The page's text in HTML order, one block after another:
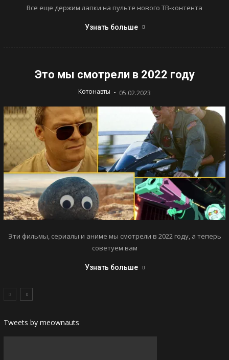
Все еще держим лапки на пульте нового ТВ-контента
Узнать больше
Это мы смотрели в 2022 году
Котонавты - 05.02.2023
Эти фильмы, сериалы и аниме мы смотрели в 2022 году, а теперь
советуем вам
Узнать больше
Tweets by meownauts